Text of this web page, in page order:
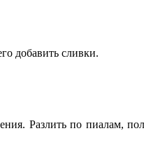
добавить сливки.
Разлить по пиалам,